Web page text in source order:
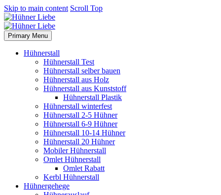
Skip to main content Scroll Top
Primary Menu
Hühnerstall
Hühnerstall Test
Hühnerstall selber bauen
Hühnerstall aus Holz
Hühnerstall aus Kunststoff
Hühnerstall Plastik
Hühnerstall winterfest
Hühnerstall 2-5 Hühner
Hühnerstall 6-9 Hühner
Hühnerstall 10-14 Hühner
Hühnerstall 20 Hühner
Mobiler Hühnerstall
Omlet Hühnerstall
Omlet Rabatt
Kerbl Hühnerstall
Hühnergehege